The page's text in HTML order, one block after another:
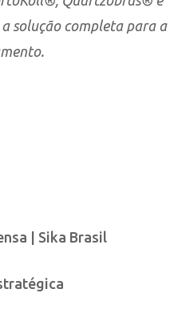
solução completa para a
| Sika Brasil